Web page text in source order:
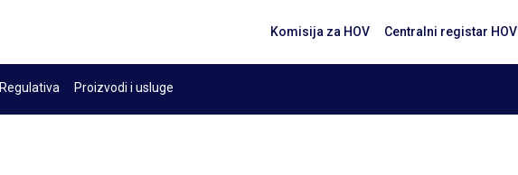
Komisija za HOV Centralni registar HOV
Regulativa Proizvodi i usluge